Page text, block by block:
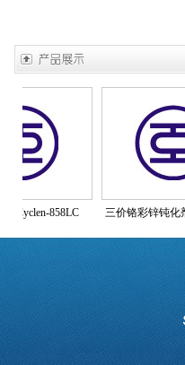
858LC 三价铬彩锌钝化剂